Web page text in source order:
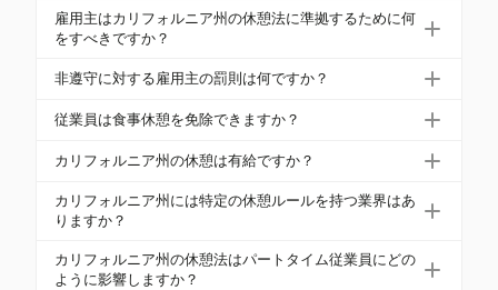
カリフォルニア州では、非免除従業員は1日の労働が
5時間を超える場合、30分の無給食事休憩を受ける必
しなければなりません。10時間を超える労働日に
は、10時間目の終わり前に2回目の30分の休憩が必
要です。
雇用主はカリフォルニア州の休憩法に準拠するために何
をすべきですか？
雇用主は、明確なポリシーを策定し、スケジューリ
るためにタイムトラッキングシステムを使用するこ
ングと詳細な記録の維持が重要なステップです。
非遵守に対する雇用主の罰則は何ですか？
雇用主が適切な食事または休息の休憩を提供しない
を支払わなければなりません。同じ日に食事と休息
賃金が支払われます。
従業員は食事休憩を免除できますか？
はい、最初の食事休憩は、労働日が6時間以下の場合
すが、最初の休憩が免除されていないことが条件で
す。両方とも相互の同意が必要です。
カリフォルニア州の休憩は有給ですか？
はい、カリフォルニア州の休憩は有給です。非免除
従業員は、4時間ごとに10分の職務から解放された休
なりません。
カリフォルニア州には特定の休憩ルールを持つ業界はあ
りますか？
医療や農業などの特定の業界には、特有の休憩ルー
ルがあります。例えば、医療従事者は12時間未満の
カリフォルニア州の休憩法はパートタイム従業員にどの
ように影響しますか？